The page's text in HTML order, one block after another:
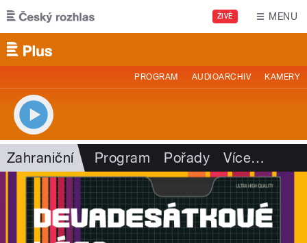
Přejít k hlavnímu obsahu
ŽIVĚ MENU
PROGRAM AUDIOARCHIV KAMERY
Zahraniční Program Pořady Více…